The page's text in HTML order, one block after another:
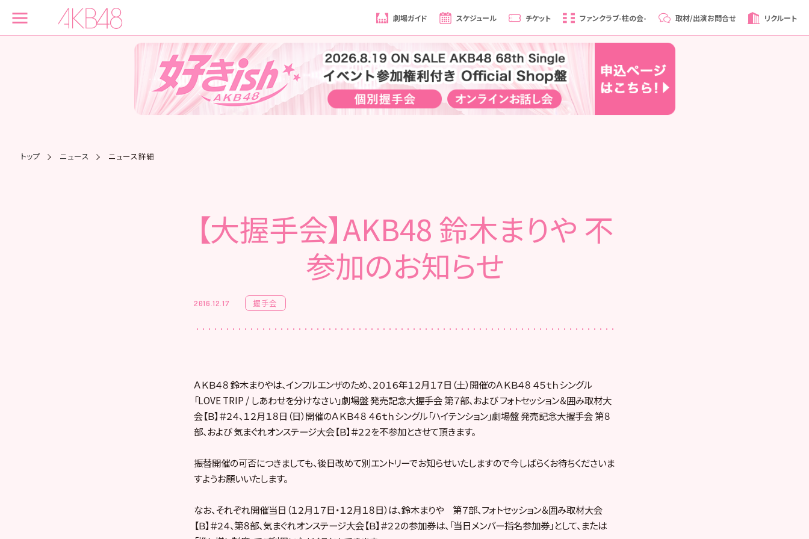
劇場ガイド スケジュール チケット ファンクラブ-柱の会- 取材/出演お問合せ リクルート
トップ ニュース ニュース詳細
【大握手会】AKB48 鈴木まりや 不
参加のお知らせ
2016.12.17 握手会
ＡＫＢ４８ 鈴木まりやは、インフルエンザのため、２０１６年１２月１７日（土）開催のＡＫＢ４８ ４５ｔｈシングル
「LOVE TRIP / しあわせを分けなさい」劇場盤 発売記念大握手会 第７部、および フォトセッション＆囲み取材大
会【Ｂ】＃２４、１２月１８日（日）開催のＡＫＢ４８ ４６ｔｈシングル「ハイテンション」劇場盤 発売記念大握手会 第８
部、および 気まぐれオンステージ大会【Ｂ】＃２２を不参加とさせて頂きます。
振替開催の可否につきましても、後日改めて別エントリーでお知らせいたしますので今しばらくお待ちくださいま
すようお願いいたします。
なお、それぞれ開催当日（１２月１７日・１２月１８日）は、鈴木まりや 第７部、フォトセッション＆囲み取材大会
【Ｂ】＃２４、第８部、気まぐれオンステージ大会【Ｂ】＃２２の参加券は、「当日メンバー指名参加券」として、または